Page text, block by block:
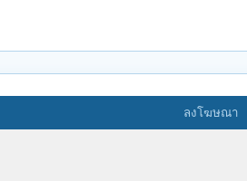
ลงโฆษณา